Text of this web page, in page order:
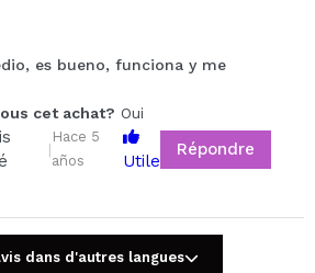
une vidéo ou une photo
vous cet achat? Oui Non
ENVOYER
es bueno, funciona y me
cet achat? Oui
|
Hace 5
años
Utile
Répondre
dans d'autres langues